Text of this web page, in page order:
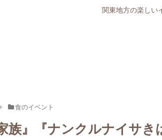
関東地方の楽しい
食のイベント
族』『ナンクルナイサき